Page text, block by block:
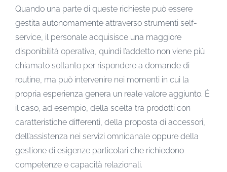
Quando una parte di queste richieste può essere
gestita autonomamente attraverso strumenti self-
service, il personale acquisisce una maggiore
disponibilità operativa, quindi l’addetto non viene più
chiamato soltanto per rispondere a domande di
routine, ma può intervenire nei momenti in cui la
propria esperienza genera un reale valore aggiunto. È
il caso, ad esempio, della scelta tra prodotti con
caratteristiche differenti, della proposta di accessori,
dell’assistenza nei servizi omnicanale oppure della
gestione di esigenze particolari che richiedono
competenze e capacità relazionali.